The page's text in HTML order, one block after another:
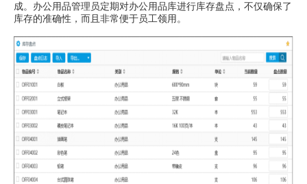
成。办公用品管理员定期对办公用品库进行库存盘点，不仅确保了
库存的准确性，而且非常便于员工领用。